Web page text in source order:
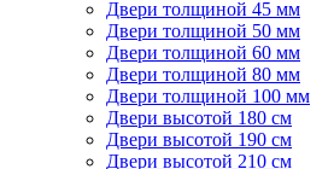
Двери толщиной 45 мм
Двери толщиной 50 мм
Двери толщиной 60 мм
Двери толщиной 80 мм
Двери толщиной 100 мм
Двери высотой 180 см
Двери высотой 190 см
Двери высотой 210 см